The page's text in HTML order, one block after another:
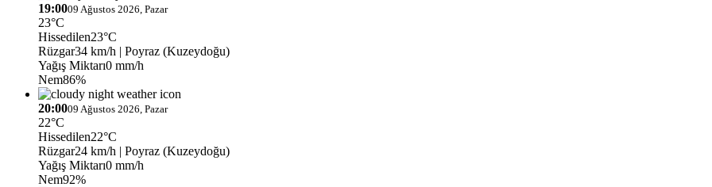
19:0009 Ağustos 2026, Pazar
23°C
Hissedilen23°C
Rüzgar34 km/h | Poyraz (Kuzeydoğu)
Yağış Miktarı0 mm/h
Nem86%
20:0009 Ağustos 2026, Pazar
22°C
Hissedilen22°C
Rüzgar24 km/h | Poyraz (Kuzeydoğu)
Yağış Miktarı0 mm/h
Nem92%